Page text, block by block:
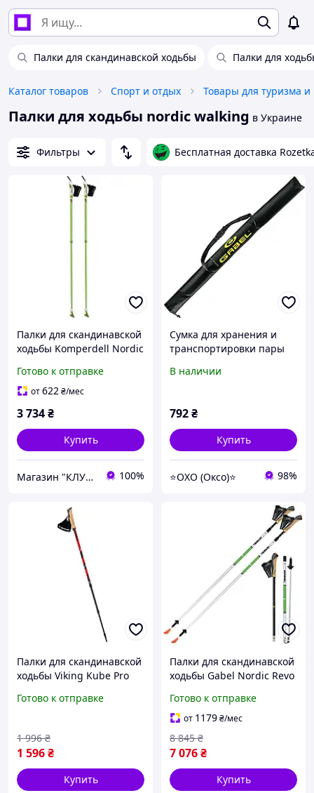
Палки для скандинавской ходьбы Палки для
Каталог товаров Спорт и отдых Товары для туризма
Палки для ходьбы nordic walking в Украине
Фильтры Бесплатная доставка
Палки для скандинавской
ходьбы Komperdell Nordic
Готово к отправке
от622₴/мес
3 734₴
Купить
Магазин "КЛУБ МАНДРІВНИКІВ" 100%
Сумка для хранения и
транспортировки пары
ходьбы Gabel Nordic
В наличии
792₴
Купить
⭐OXO (Оксо)⭐ 98%
Палки для скандинавской
ходьбы Viking Kube Pro
650/22/1743
Готово к отправке
1 596₴
1 996 ₴
Купить
Палки для скандинавской
ходьбы Gabel Nordic Revo
buzyna
Готово к отправке
от 1179₴/мес
7 076₴
8 845 ₴
Купить